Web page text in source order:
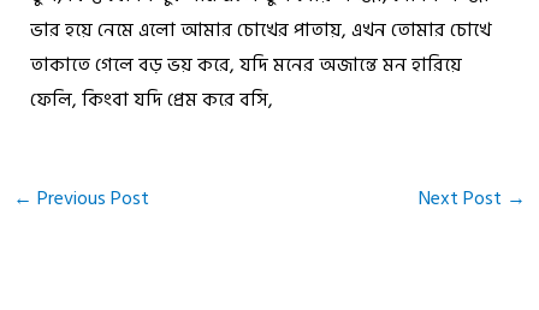
ভার হয়ে নেমে এলো আমার চোখের পাতায়, এখন তোমার চোখে
তাকাতে গেলে বড় ভয় করে, যদি মনের অজান্তে মন হারিয়ে
ফেলি, কিংবা যদি প্রেম করে বসি,
← Previous Post Next Post →